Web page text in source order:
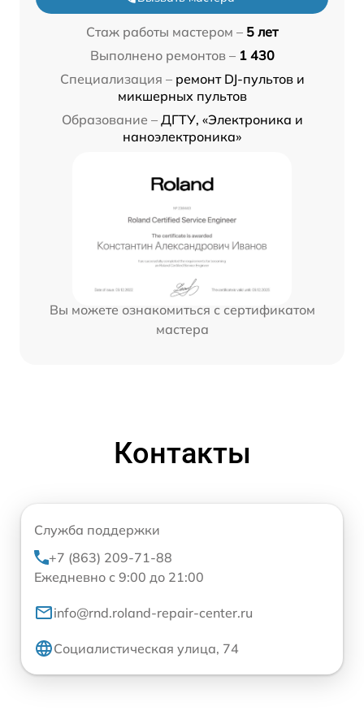
Стаж работы мастером – 5 лет
Выполнено ремонтов – 1 430
Специализация – ремонт DJ-пультов и
микшерных пультов
Образование – ДГТУ, «Электроника и
наноэлектроника»
Вы можете ознакомиться с сертификатом
мастера
Контакты
Служба поддержки
+7 (863) 209-71-88
Ежедневно с 9:00 до 21:00
info@rnd.roland-repair-center.ru
Социалистическая улица, 74